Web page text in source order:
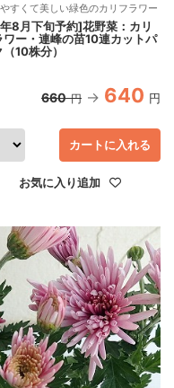
すくて美しい緑色のカリフラワー
8月下旬予約]花野菜：カリ
ワー・連峰の苗10連カットパ
（10株分）
660 円 640 円
お気に入り追加
カートに入れる